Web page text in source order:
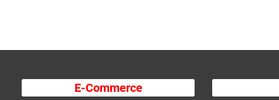
E-Commerce